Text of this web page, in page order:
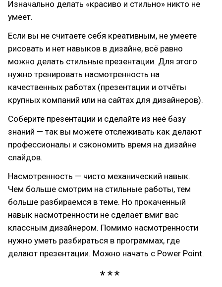
Изначально делать «красиво и стильно» никто не
умеет.
Если вы не считаете себя креативным, не умеете
рисовать и нет навыков в дизайне, всё равно
можно делать стильные презентации. Для этого
нужно тренировать насмотренность на
качественных работах (презентации и отчёты
крупных компаний или на сайтах для дизайнеров).
Соберите презентации и сделайте из неё базу
знаний — так вы можете отслеживать как делают
профессионалы и сэкономить время на дизайне
слайдов.
Насмотренность — чисто механический навык.
Чем больше смотрим на стильные работы, тем
больше разбираемся в теме. Но прокаченный
навык насмотренности не сделает вмиг вас
классным дизайнером. Помимо насмотренности
нужно уметь разбираться в программах, где
делают презентации. Можно начать с Power Point.